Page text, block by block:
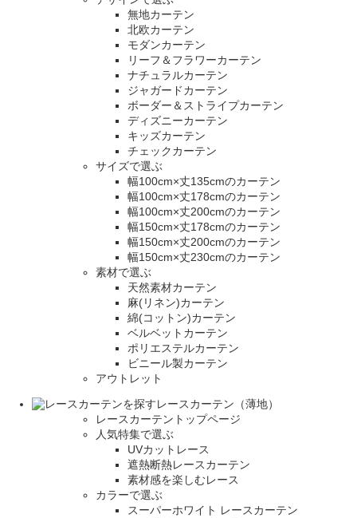
無地カーテン
北欧カーテン
モダンカーテン
リーフ＆フラワーカーテン
ナチュラルカーテン
ジャガードカーテン
ボーダー＆ストライプカーテン
ディズニーカーテン
キッズカーテン
チェックカーテン
サイズで選ぶ
幅100cm×丈135cmのカーテン
幅100cm×丈178cmのカーテン
幅100cm×丈200cmのカーテン
幅150cm×丈178cmのカーテン
幅150cm×丈200cmのカーテン
幅150cm×丈230cmのカーテン
素材で選ぶ
天然素材カーテン
麻(リネン)カーテン
綿(コットン)カーテン
ベルベットカーテン
ポリエステルカーテン
ビニール製カーテン
アウトレット
レースカーテン（薄地）
レースカーテントップページ
人気特集で選ぶ
UVカットレース
遮熱断熱レースカーテン
素材感を楽しむレース
カラーで選ぶ
スーパーホワイト レースカーテン